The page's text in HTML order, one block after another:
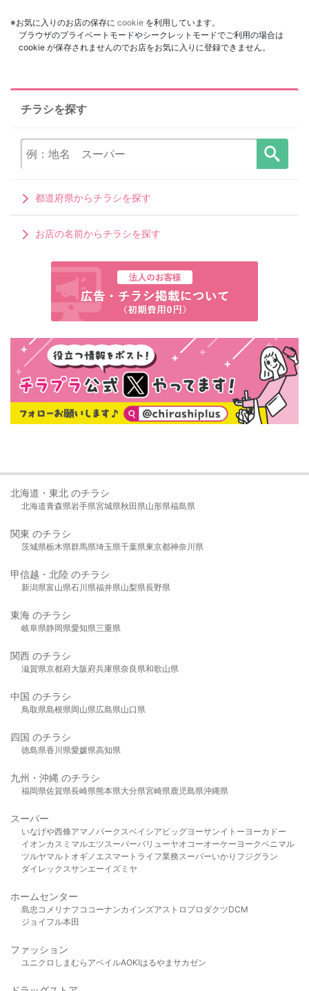
※お気に入りのお店の保存に cookie を利用しています。
ブラウザのプライベートモードやシークレットモードでご利用の場合は
cookie が保存されませんのでお店をお気に入りに登録できません。
チラシを探す
都道府県からチラシを探す
お店の名前からチラシを探す
北海道・東北 のチラシ
北海道青森県岩手県宮城県秋田県山形県福島県
関東 のチラシ
茨城県栃木県群馬県埼玉県千葉県東京都神奈川県
甲信越・北陸 のチラシ
新潟県富山県石川県福井県山梨県長野県
東海 のチラシ
岐阜県静岡県愛知県三重県
関西 のチラシ
滋賀県京都府大阪府兵庫県奈良県和歌山県
中国 のチラシ
鳥取県島根県岡山県広島県山口県
四国 のチラシ
徳島県香川県愛媛県高知県
九州・沖縄 のチラシ
福岡県佐賀県長崎県熊本県大分県宮崎県鹿児島県沖縄県
スーパー
いなげや西條アマノパークスベイシア ビッグヨーサンイトーヨーカドー
イオンカスミ マルエツスーパーバリューヤオコーオーケー ヨークベニマル
ツルヤマルト オギノ エスマート ライフ業務スーパーいかり フジグラン
ダイレックスサンエーイズミヤ
ホームセンター
島忠 コメリ ナフコ コーナンカインズアストロプロダクツDCM
ジョイフル本田
ファッション
ユニクロ しまむら アベイルAOKIはるやま サカゼン